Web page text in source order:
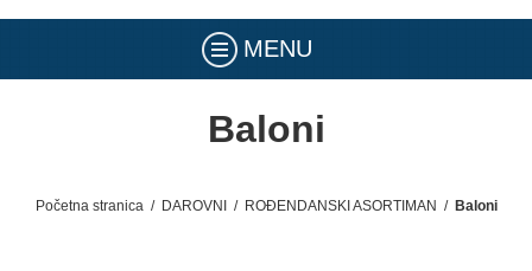
MENU
Baloni
Početna stranica / DAROVNI / ROĐENDANSKI ASORTIMAN / Baloni